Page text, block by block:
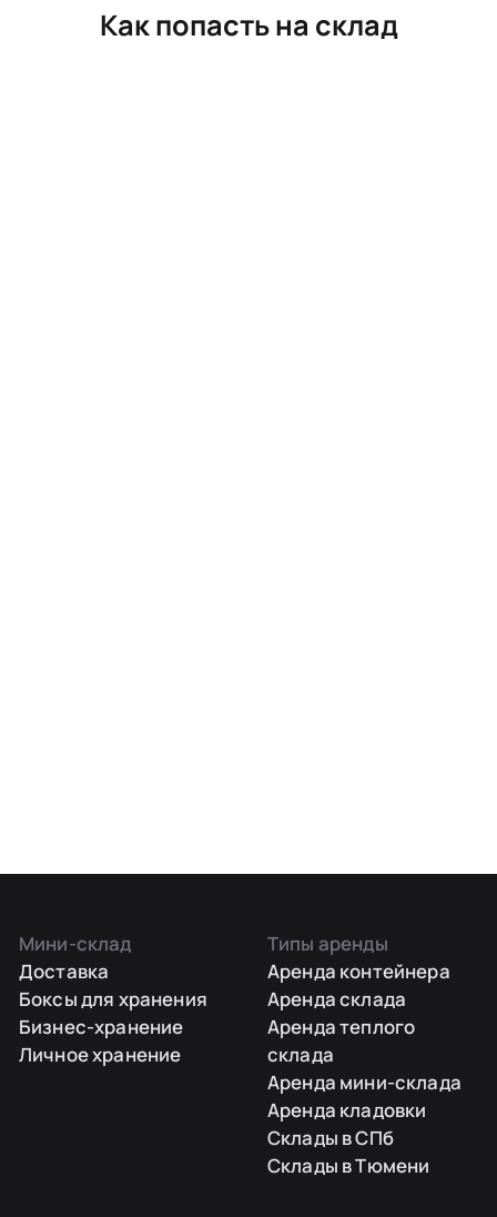
Как попасть на склад
Мини-склад
Доставка
Боксы для хранения
Бизнес-хранение
Личное хранение
Типы аренды
Аренда контейнера
Аренда склада
Аренда теплого
склада
Аренда мини-склада
Аренда кладовки
Склады в СПб
Склады в Тюмени